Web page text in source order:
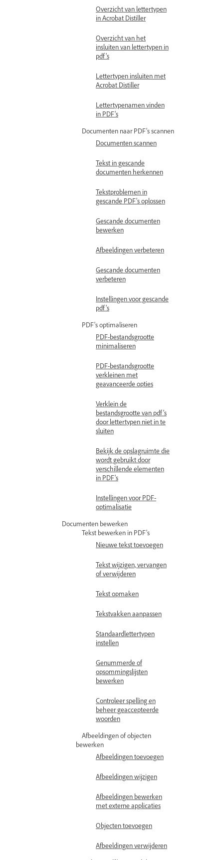
Overzicht van lettertypen
in Acrobat Distiller
Overzicht van het
insluiten van lettertypen in
pdf's
Lettertypen insluiten met
Acrobat Distiller
Lettertypenamen vinden
in PDF's
Documenten naar PDF's scannen
Documenten scannen
Tekst in gescande
documenten herkennen
Tekstproblemen in
gescande PDF's oplossen
Gescande documenten
bewerken
Afbeeldingen verbeteren
Gescande documenten
verbeteren
Instellingen voor gescande
pdf's
PDF's optimaliseren
PDF-bestandsgrootte
minimaliseren
PDF-bestandsgrootte
verkleinen met
geavanceerde opties
Verklein de
bestandsgrootte van pdf's
door lettertypen niet in te
sluiten
Bekijk de opslagruimte die
wordt gebruikt door
verschillende elementen
in PDF's
Instellingen voor PDF-
optimalisatie
Documenten bewerken
Tekst bewerken in PDF's
Nieuwe tekst toevoegen
Tekst wijzigen, vervangen
of verwijderen
Tekst opmaken
Tekstvakken aanpassen
Standaardlettertypen
instellen
Genummerde of
opsommingslijsten
bewerken
Controleer spelling en
beheer geaccepteerde
woorden
Afbeeldingen of objecten
bewerken
Afbeeldingen toevoegen
Afbeeldingen wijzigen
Afbeeldingen bewerken
met externe applicaties
Objecten toevoegen
Afbeeldingen verwijderen